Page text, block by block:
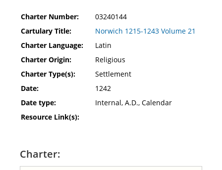
Charter Number:
03240144
Cartulary Title:
Norwich 1215-1243 Volume 21
Charter Language:
Latin
Charter Origin:
Religious
Charter Type(s):
Settlement
Date:
1242
Date type:
Internal, A.D., Calendar
Resource Link(s):
Charter: